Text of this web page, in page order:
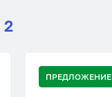
2
ПРЕДЛОЖЕНИЕ